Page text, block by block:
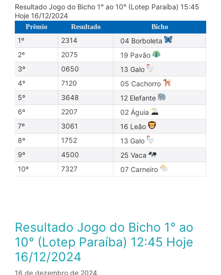
Resultado Jogo do Bicho 1° ao 10° (Lotep Paraíba) 15:45
Hoje 16/12/2024
Prêmio Resultado Bicho
1º 2314
04 Borboleta
2º
2075
19 Pavão
3º
0650
13 Galo
4º
7120
05 Cachorro
5º
3648
12 Elefante
6º
2207
02 Águia
7º
3061
16 Leão
8º
1752
13 Galo
9º
4500
25 Vaca
10º
7327 07 Carneiro
Resultado Jogo do Bicho 1° ao
10° (Lotep Paraíba) 12:45 Hoje
16/12/2024
16 de dezembro de 2024